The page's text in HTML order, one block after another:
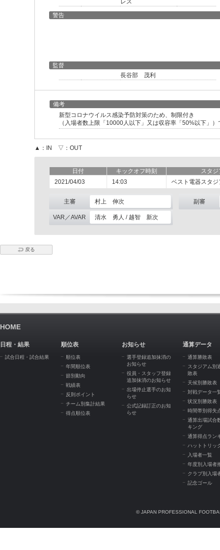
レス
警告
監督
長谷部 茂利
備考
新型コロナウイルス感染予防対策のため、制限付き
（入場者数上限「10000人以下」又は収容率「50%以下」
▲：IN ▽：OUT
日付 キックオフ時刻
スタジ
2021/04/03
14:03 ベスト電器スタジ
主審 村上 伸次 副審
VAR／AVAR 清水 勇人 / 越智 新次
戻る
HOME
日程・結果
試合日程・試合結果
順位表
順位表
年間順位表
節別動向
戦績表
反則ポイント
チーム別集計結果
得点順位表
お知らせ
選手登録追加抹消の
お知らせ
役員・スタッフ登録
追加抹消のお知らせ
出場停止選手のお知
らせ
公式記録訂正のお知
らせ
通算データ
通算勝敗表
スタジアム別
敗表
天候別勝敗表
対戦データ一
状況別勝敗表
時間帯別得失
通算出場試合
キング
通算得点ラン
ハットトリッ
入場者一覧
年度別入場者
クラブ別入場
記念ゴール
© JAPAN PROFESSIONAL